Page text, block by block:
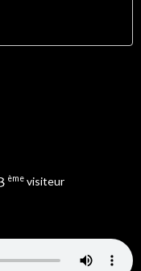
èmevisiteur